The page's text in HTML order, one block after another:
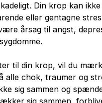
Din krop kan
eller gentagne
årsag til angst,
til din krop, vil du
alle chok, traumer og
sig sammen og